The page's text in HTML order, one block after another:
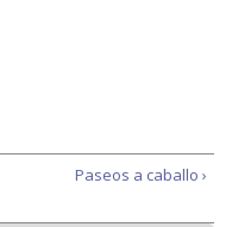
Paseos a caballo ›